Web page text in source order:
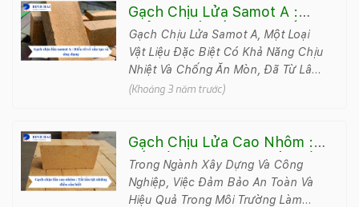
Gạch Chịu Lửa Samot A :
Hiểu Rõ Về Cấu Tạo Và Ứng
Dụng
Gạch Chịu Lửa Samot A, Một Loại
Vật Liệu Đặc Biệt Có Khả Năng Chịu
Nhiệt Và Chống Ăn Mòn, Đã Từ Lâu
Trở Thành Lựa Chọn Ưu Tiên Trong
(Khoảng 3 năm trước)
Gạch Chịu Lửa Cao Nhôm :
Tất Tần Tật Những Điều Cần
Biết
Trong Ngành Xây Dựng Và Công
Nghiệp, Việc Đảm Bảo An Toàn Và
Hiệu Quả Trong Môi Trường Làm